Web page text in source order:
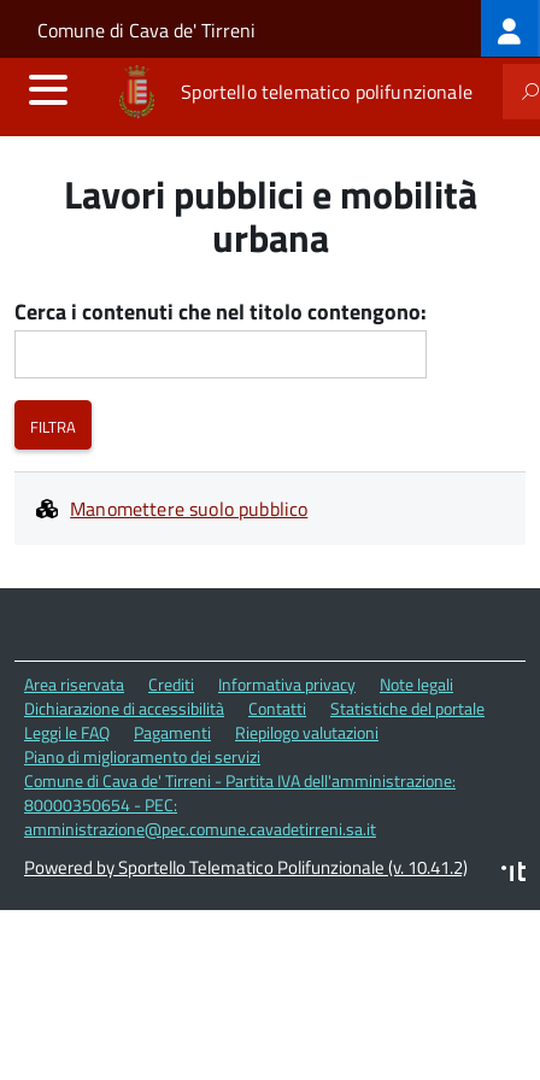
Salta al contenuto principale
Skip to site navigation
Comune di Cava de' Tirreni
Sportello telematico polifunzionale
Lavori pubblici e mobilità
urbana
Cerca i contenuti che nel titolo contengono:
Manomettere suolo pubblico
Area riservata Crediti Informativa privacy
Note legali
Dichiarazione di accessibilità
Contatti
Statistiche del portale
Leggi le FAQ
Pagamenti
Riepilogo valutazioni
Piano di miglioramento dei servizi
Comune di Cava de' Tirreni - Partita IVA dell'amministrazione:
80000350654 - PEC:
amministrazione@pec.comune.cavadetirreni.sa.it
Powered by Sportello Telematico Polifunzionale (v. 10.41.2)